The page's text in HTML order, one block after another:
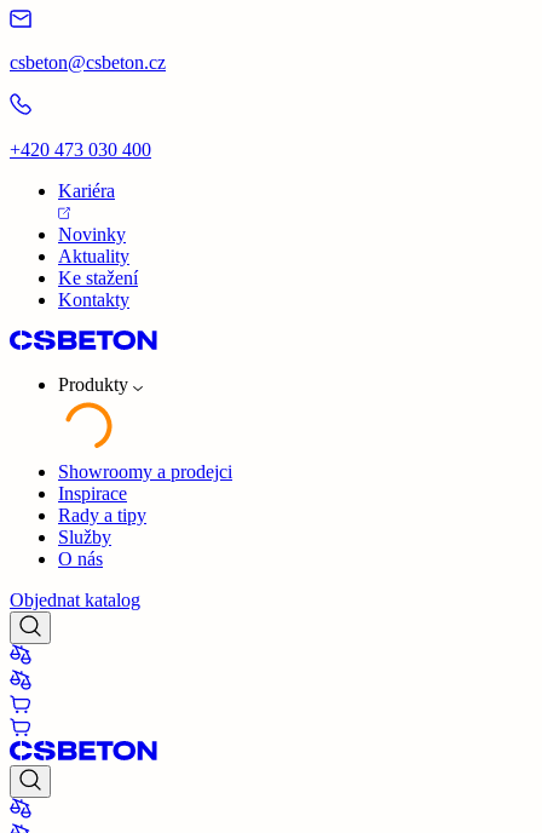
csbeton@csbeton.cz
+420 473 030 400
Kariéra
Novinky
Aktuality
Ke stažení
Kontakty
Produkty
Showroomy a prodejci
Inspirace
Rady a tipy
Služby
O nás
Objednat katalog